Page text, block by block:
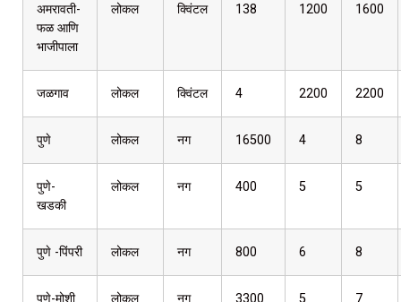
अमरावती-
फळ आणि
भाजीपाला
लोकल क्विंटल 138 1200 1600
जळगाव लोकल क्विंटल 4 2200 2200
पुणे लोकल नग 16500 4 8
पुणे-
खडकी
लोकल नग 400 5 5
पुणे -पिंपरी लोकल नग 800 6 8
पुणे-मोशी लोकल नग 3300 5 7